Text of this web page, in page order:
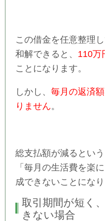
この借金を任意整理
和解できると、 110万
ことになります。
しかし、 毎月の返済
りません。
総支払額が減るとい
「毎月の生活費を楽
成できないことになり
取引期間が短く
きない場合